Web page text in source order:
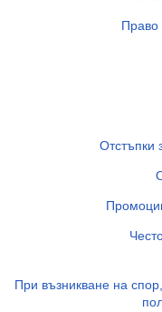
Право
Отстъпки
При възникване на